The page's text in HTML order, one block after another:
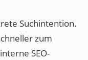
Suchintention.
zum
SEO-